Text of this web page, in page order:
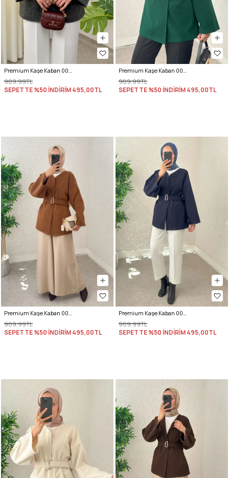
Premium Kaşe Kaban 0019 - ANTRASİT
989,99TL
SEPETTE %50 İNDİRİM495,00TL
Premium Kaşe Kaban 0019 - ZÜMRÜT YEŞİLİ
989,99TL
SEPETTE %50 İNDİRİM495,00TL
989,99TL
SEPETTE %50 İNDİRİM495,00TL
989,99TL
SEPETTE %50 İNDİRİM495,00TL